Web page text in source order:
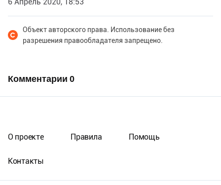
Объект авторского права. Использование без
разрешения правообладателя запрещено.
Комментарии 0
О проекте Правила Помощь
Контакты